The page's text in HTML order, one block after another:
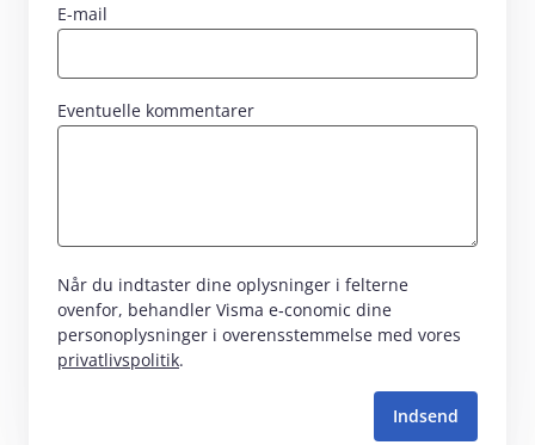
E-mail
Eventuelle kommentarer
Når du indtaster dine oplysninger i felterne
ovenfor, behandler Visma e‑conomic dine
personoplysninger i overensstemmelse med vores
privatlivspolitik.